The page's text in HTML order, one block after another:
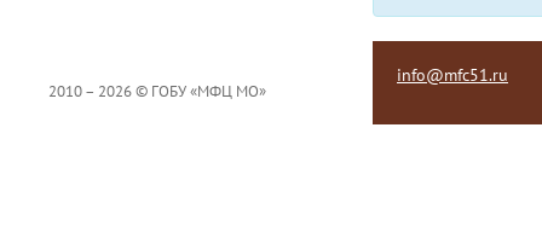
2010 – 2026 © ГОБУ «МФЦ МО»
info@mfc51.ru